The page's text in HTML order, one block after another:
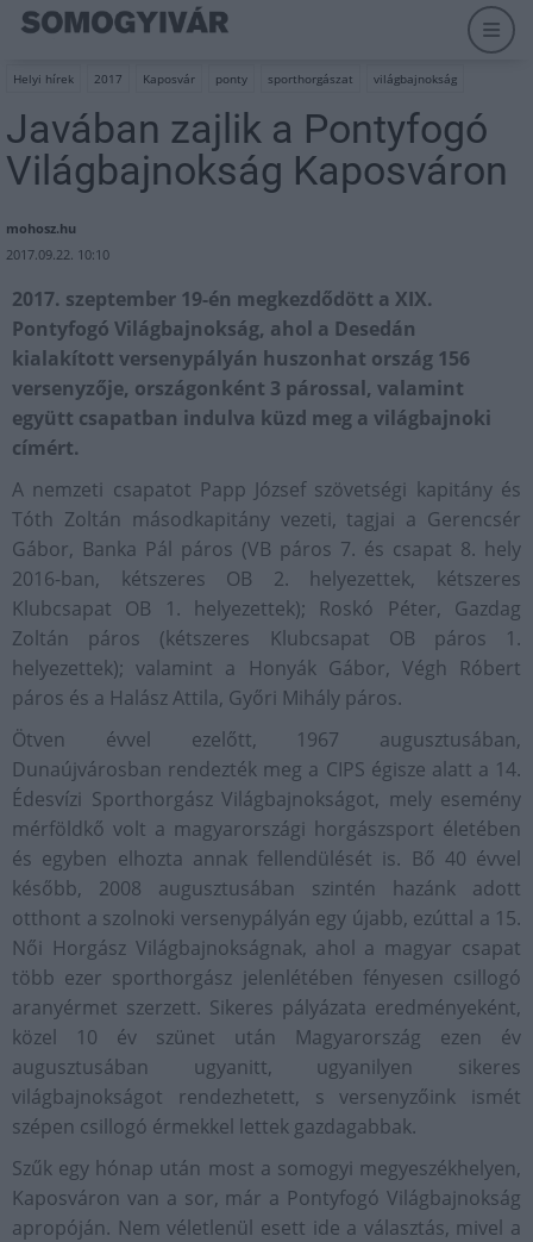
Helyi hírek 2017 Kaposvár ponty sporthorgászat világbajnokság
Javában zajlik a Pontyfogó
Világbajnokság Kaposváron
mohosz.hu
2017.09.22. 10:10
2017. szeptember 19-én megkezdődött a XIX.
Pontyfogó Világbajnokság, ahol a Desedán
kialakított versenypályán huszonhat ország 156
versenyzője, országonként 3 párossal, valamint
együtt csapatban indulva küzd meg a világbajnoki
címért.
A nemzeti csapatot Papp József szövetségi kapitány és
Tóth Zoltán másodkapitány vezeti, tagjai a Gerencsér
Gábor, Banka Pál páros (VB páros 7. és csapat 8. hely
2016-ban, kétszeres OB 2. helyezettek, kétszeres
Klubcsapat OB 1. helyezettek); Roskó Péter, Gazdag
Zoltán páros (kétszeres Klubcsapat OB páros 1.
helyezettek); valamint a Honyák Gábor, Végh Róbert
páros és a Halász Attila, Győri Mihály páros.
Ötven évvel ezelőtt, 1967 augusztusában,
Dunaújvárosban rendezték meg a CIPS égisze alatt a 14.
Édesvízi Sporthorgász Világbajnokságot, mely esemény
mérföldkő volt a magyarországi horgászsport életében
és egyben elhozta annak fellendülését is. Bő 40 évvel
később, 2008 augusztusában szintén hazánk adott
otthont a szolnoki versenypályán egy újabb, ezúttal a 15.
Női Horgász Világbajnokságnak, ahol a magyar csapat
több ezer sporthorgász jelenlétében fényesen csillogó
aranyérmet szerzett. Sikeres pályázata eredményeként,
közel 10 év szünet után Magyarország ezen év
augusztusában ugyanitt, ugyanilyen sikeres
világbajnokságot rendezhetett, s versenyzőink ismét
szépen csillogó érmekkel lettek gazdagabbak.
Szűk egy hónap után most a somogyi megyeszékhelyen,
Kaposváron van a sor, már a Pontyfogó Világbajnokság
apropóján. Nem véletlenül esett ide a választás, mivel a